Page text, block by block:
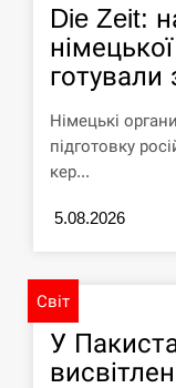
СЕРПЕНЬ
13:10
Тайвань
навчання
СЕРПЕНЬ
Украины,
12:40
Латвія
Die Zeit:
Німецькі
підготовку
кер...
5.08.2026
Світ
У